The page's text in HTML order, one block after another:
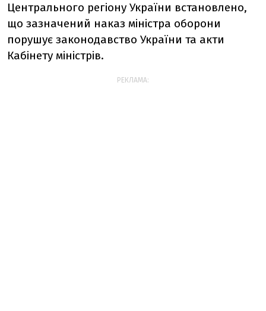
Центрального регіону України встановлено,
що зазначений наказ міністра оборони
порушує законодавство України та акти
Кабінету міністрів.
РЕКЛАМА: